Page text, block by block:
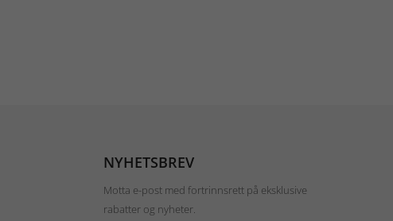
NYHETSBREV
Motta e-post med fortrinnsrett på eksklusive
rabatter og nyheter.